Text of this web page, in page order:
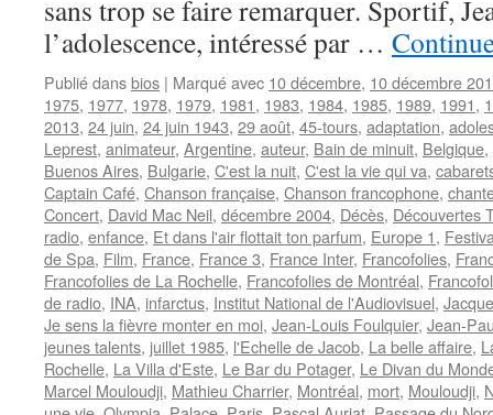
sans trop se faire remarquer. Sportif,
l’adolescence, intéressé par …
Publié dansbios | Marqué avec 10 décembre, 10 décembre
1975, 1977, 1978, 1979, 1981, 1983, 1984, 1985, 1989, 1991,
2013, 24 juin, 24 juin 1943, 29 août, 45-tours, adaptation,
Leprest, animateur, Argentine, auteur, Bain de minuit, Belgique,
Buenos Aires, Bulgarie, C'est la nuit, C'est la vie qui va,
Captain Café, Chanson française, Chanson francophone,
Concert, David Mac Neil, décembre 2004, Décès, Découvertes
radio, enfance, Et dans l'air flottait ton parfum, Europe 1,
de Spa, Film, France, France 3, France Inter, Francofolies,
Francofolies de La Rochelle, Francofolies de Montréal,
de radio, INA, infarctus, Institut National de l'Audiovisuel,
Je sens la fièvre monter en moi, Jean-Louis Foulquier, Jean-
jeunes talents, juillet 1985, l'Echelle de Jacob, La belle affaire,
Rochelle, La Villa d'Este, Le Bar du Potager, Le Divan du
Marcel Mouloudji, Mathieu Charrier, Montréal, mort, Mouloudji,